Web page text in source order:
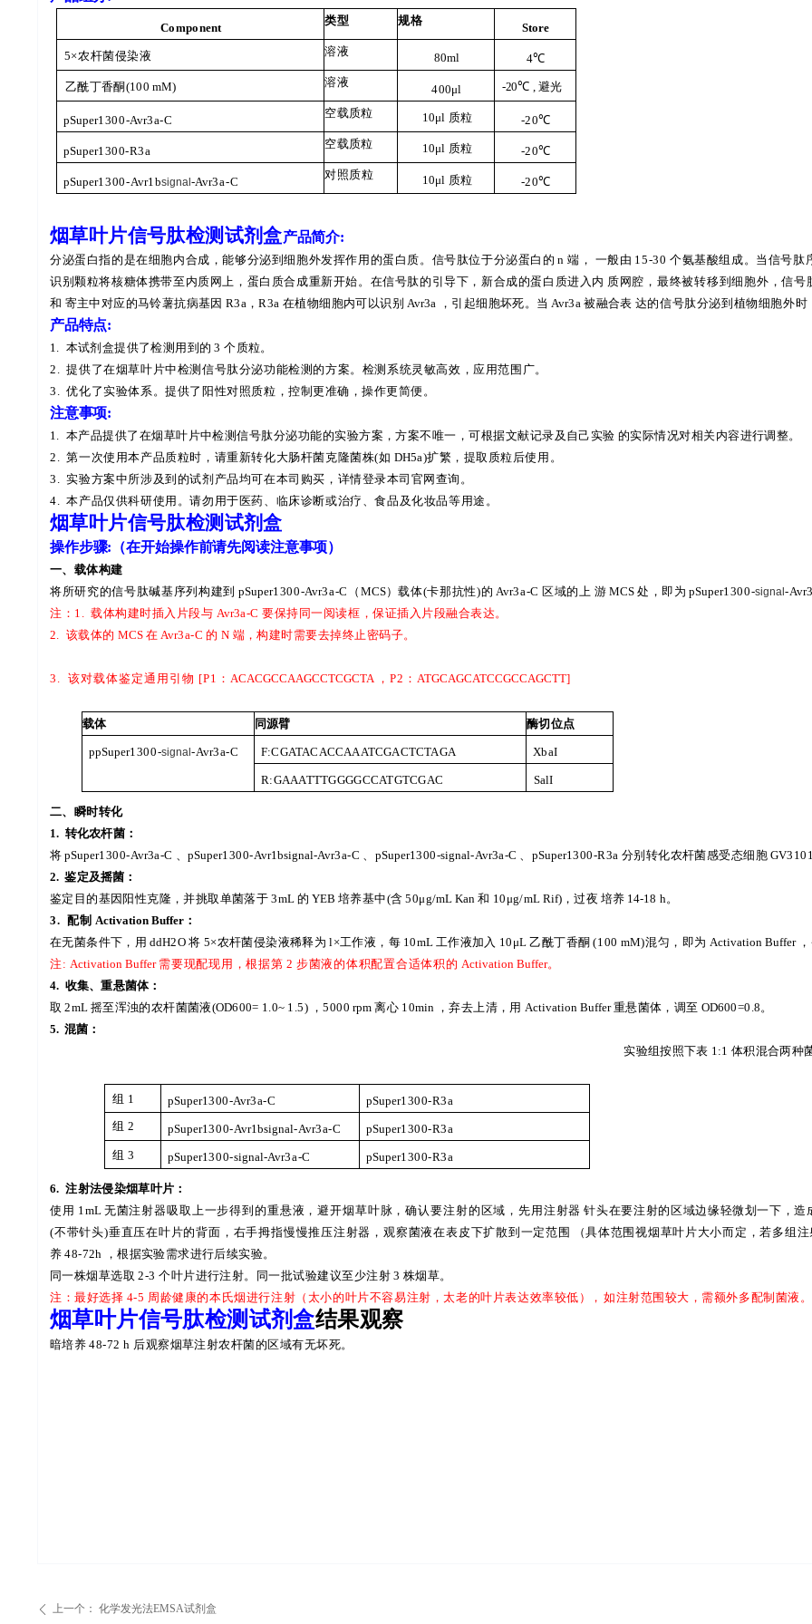
Component
类型 规格
Store
5×农杆菌侵染液 溶液 80ml 4℃
乙酰丁香酮(100mM) 溶液
400μl -20℃ , 避光
pSuper1300-Avr3a-C
空载质粒 10μl 质粒 -20℃
pSuper1300-R3a
空载质粒 10μl 质粒 -20℃
pSuper1300-Avr1 bsignal-Avr3a-C
对照质粒 10μl 质粒 -20℃
烟草叶片信号肽检测试剂盒产品简介:
分泌蛋白指的是在细胞内合成，能够分泌到细胞外发挥作用的蛋白质。信号肽位于分泌蛋白的 n端， 一般由 15-30 个氨基酸组成。当信号肽
识别颗粒将核糖体携带至内质网上，蛋白质合成重新开始。在信号肽的引导下，新合成的蛋白质进入内 质网腔，最终被转移到细胞外，信
和 寄主中对应的马铃薯抗病基因 R3a ，R3a在植物细胞内可以识别 Avr3a ，引起细胞坏死。当 Avr3a被融合表 达的信号肽分泌到植物细胞外时
产品特点:
1. 本试剂盒提供了检测用到的 3个质粒。
2.提供了在烟草叶片中检测信号肽分泌功能检测的方案。检测系统灵敏高效，应用范围广。
3.优化了实验体系。提供了阳性对照质粒 ，控制更准确，操作更简便。
注意事项:
1. 本产品提供了在烟草叶片中检测信号肽分泌功能的实验方案，方案不唯一，可根据文献记录及自己实验 的实际情况对相关内容进行调整。
2.第一次使用本产品质粒时，请重新转化大肠杆菌克隆菌株(如 DH5a)扩繁，提取质粒后使用。
3.实验方案中所涉及到的试剂产品均可在本司购买， 详情登录本司官网查询。
4.本产品仅供科研使用。请勿用于医药、临床诊断或治疗、食品及化妆品等用途。
烟草叶片信号肽检测试剂盒
操作步骤: （在开始操作前请先阅读注意事项）
一、载体构建
将所研究的信号肽碱基序列构建到 pSuper1300-Avr3a-C （ MCS）载体(卡那抗性)的 Avr3a-C 区域的上 游 MCS 处，即为 pSuper1300-signal-Avr
注： 1.载体构建时插入片段与 Avr3a-C要保持同一阅读框，保证插入片段融合表达。
2. 该载体的 MCS 在 Avr3a-C 的 N 端，构建时需要去掉终止密码子。
3. 该对载体鉴定通用引物 [P1 ： ACACGCCAAGCCTCGCTA ， P2 ： ATGCAGCATCCGCCAGCTT]
载体 同源臂 酶切位点
ppSuper1300-signal-Avr3a-C F:CGATACACCAAATCGACTCTAGA XbaI
R:GAAATTTGGGGCCATGTCGAC SalI
二、瞬时转化
1. 转化农杆菌：
将 pSuper1300-Avr3a-C 、pSuper1300-Avr1bsignal-Avr3a-C 、 pSuper1300-signal-Avr3a-C 、 pSuper1300-R3a 分别转化农杆菌感受态细胞 GV3101
2. 鉴定及摇菌：
鉴定目的基因阳性克隆，并挑取单菌落于 3mL 的 YEB 培养基中(含 50μg/mL Kan 和 10μg/mL Rif) ，过夜 培养 14-18 h。
3.配制 Activation Buffer：
在无菌条件下，用 ddH2O将 5×农杆菌侵染液稀释为 l×工作液，每 10mL 工作液加入 10μL 乙酰丁香酮 (100mM)混匀，即为 Activation Buffer
注 :Activation Buffer 需要现配现用，根据第 2步菌液的体积配置合适体积的 Activation Buffer。
4. 收集、重悬菌体：
取 2mL 摇至浑浊的农杆菌菌液(OD600= 1.0~ 1.5) ，5000rpm 离心 10min ，弃去上清 ，用 Activation Buffer重悬菌体，调至 OD600=0.8。
5. 混菌：
实验组按照下表 1:1 体积混合两种
组 1 pSuper1300-Avr3a-C pSuper1300-R3a
组 2 pSuper1300-Avr1bsignal-Avr3a-C pSuper1300-R3a
组 3 pSuper1300-signal-Avr3a-C pSuper1300-R3a
6.注射法侵染烟草叶片：
使用 1mL 无菌注射器吸取上一步得到的重悬液，避开烟草叶脉，确认要注射的区域，先用注射器 针头在要注射的区域边缘轻微划一下，造
(不带针头)垂直压在叶片的背面，右手拇指慢慢推压注射器，观察菌液在表皮下扩散到一定范围 （具体范围视烟草叶片大小而定，若多组
养 48-72h ，根据实验需求进行后续实验。
同一株烟草选取 2-3个叶片进行注射。同一批试验建议至少注射 3 株烟草。
注：最好选择 4-5 周龄健康的本氏烟进行注射（太小的叶片不容易注射，太老的叶片表达效率较低 ）， 如注射范围较大，需额外多配制菌液。
烟草叶片信号肽检测试剂盒结果观察
暗培养 48-72 h 后观察烟草注射农杆菌的区域有无坏死。
ꄴ 上一个： 化学发光法EMSA试剂盒